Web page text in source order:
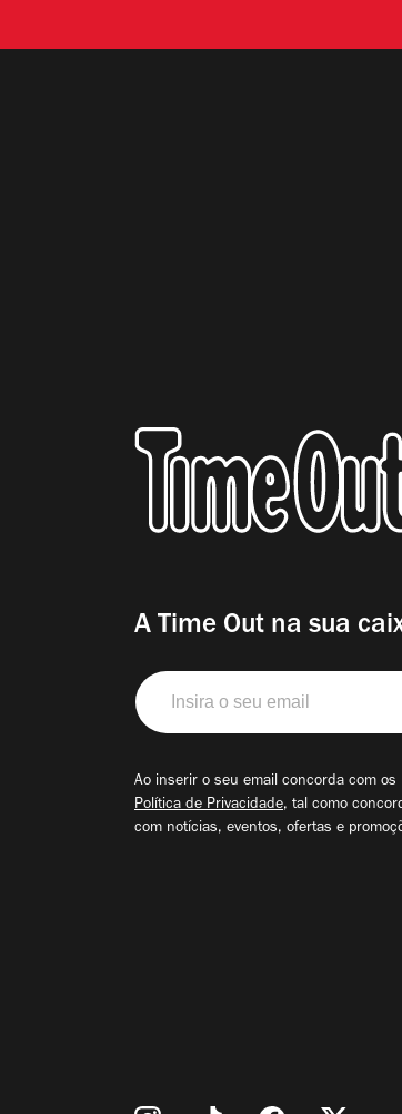
A Time Out na sua
Insira
o
seu
Ao inserir o seu email concorda com os
Política de Privacidade, tal como
com notícias, eventos, ofertas e